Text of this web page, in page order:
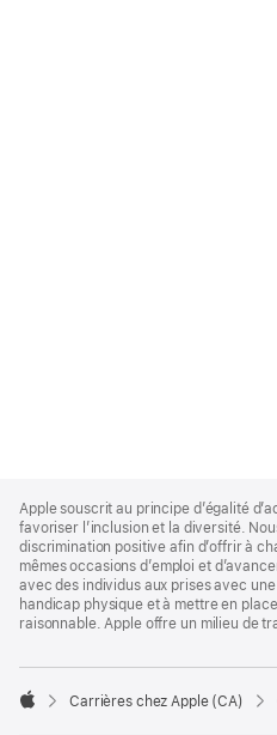
Footer
Apple souscrit au principe d’égalité
favoriser l’inclusion et la diversité.
discrimination positive afin d’offrir à
mêmes occasions d’emploi et
avec des individus aux prises avec
handicap physique et à mettre en
raisonnable. Apple offre un milieu de

Carrières chez Apple (CA)